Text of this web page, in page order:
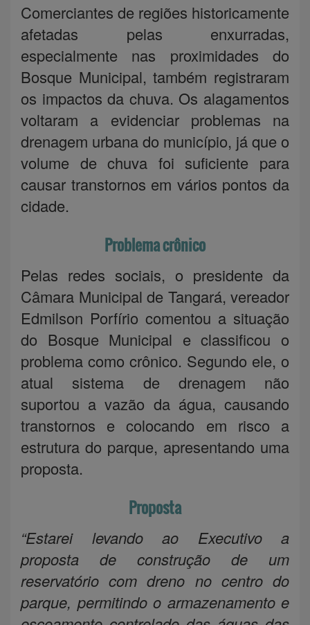
Comerciantes de regiões historicamente
afetadas pelas enxurradas,
especialmente nas proximidades do
Bosque Municipal, também registraram
os impactos da chuva. Os alagamentos
voltaram a evidenciar problemas na
drenagem urbana do município, já que o
volume de chuva foi suficiente para
causar transtornos em vários pontos da
cidade.
Problema crônico
Pelas redes sociais, o presidente da
Câmara Municipal de Tangará, vereador
Edmilson Porfírio comentou a situação
do Bosque Municipal e classificou o
problema como crônico. Segundo ele, o
atual sistema de drenagem não
suportou a vazão da água, causando
transtornos e colocando em risco a
estrutura do parque, apresentando uma
proposta.
Proposta
“Estarei levando ao Executivo a
proposta de construção de um
reservatório com dreno no centro do
parque, permitindo o armazenamento e